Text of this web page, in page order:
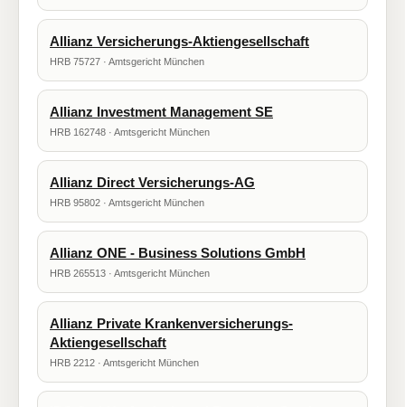
Allianz Versicherungs-Aktiengesellschaft
HRB 75727 · Amtsgericht München
Allianz Investment Management SE
HRB 162748 · Amtsgericht München
Allianz Direct Versicherungs-AG
HRB 95802 · Amtsgericht München
Allianz ONE - Business Solutions GmbH
HRB 265513 · Amtsgericht München
Allianz Private Krankenversicherungs-
Aktiengesellschaft
HRB 2212 · Amtsgericht München